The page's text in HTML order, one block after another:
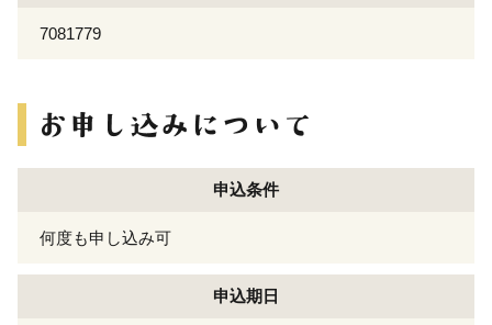
7081779
申込条件
何度も申し込み可
申込期日